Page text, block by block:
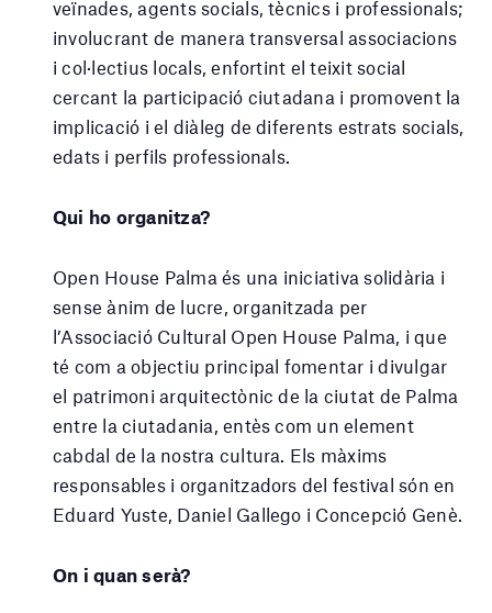
veïnades, agents socials, tècnics i professionals;
involucrant de manera transversal associacions
i col·lectius locals, enfortint el teixit social
cercant la participació ciutadana i promovent la
implicació i el diàleg de diferents estrats socials,
edats i perfils professionals.
Qui ho organitza?
Open House Palma és una iniciativa solidària i
sense ànim de lucre, organitzada per
l’Associació Cultural Open House Palma, i que
té com a objectiu principal fomentar i divulgar
el patrimoni arquitectònic de la ciutat de Palma
entre la ciutadania, entès com un element
cabdal de la nostra cultura. Els màxims
responsables i organitzadors del festival són en
Eduard Yuste, Daniel Gallego i Concepció Genè.
On i quan serà?